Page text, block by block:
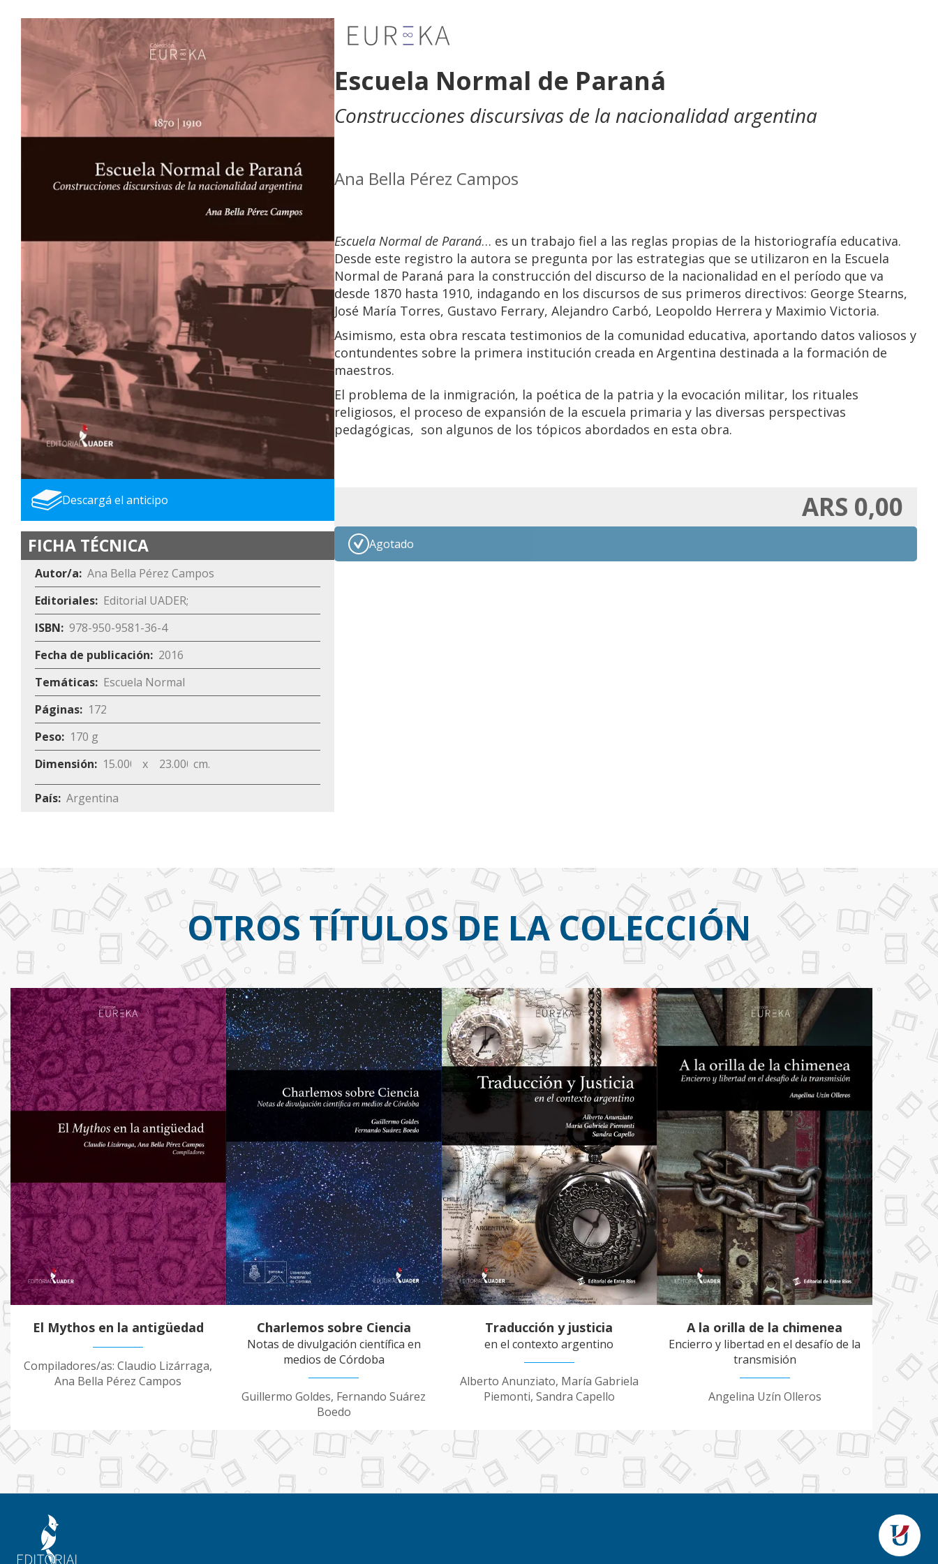
Descargá el anticipo
FICHA TÉCNICA
Autor/a Ana Bella Pérez Campos
Editoriales Editorial UADER
ISBN 978-950-9581-36-4
Fecha de publicación
2016
Temáticas Escuela Normal
Páginas
172
Peso
170 g
Dimensión
15.000000
x 23.000000
cm.
País Argentina
Escuela Normal de Paraná
Construcciones discursivas de la nacionalidad argentina
Ana Bella Pérez Campos
Escuela Normal de Paraná… es un trabajo fiel a las reglas propias de la historiografía educativa.
Desde este registro la autora se pregunta por las estrategias que se utilizaron en la Escuela
Normal de Paraná para la construcción del discurso de la nacionalidad en el período que va
desde 1870 hasta 1910, indagando en los discursos de sus primeros directivos: George Stearns,
José María Torres, Gustavo Ferrary, Alejandro Carbó, Leopoldo Herrera y Maximio Victoria.
Asimismo, esta obra rescata testimonios de la comunidad educativa, aportando datos valiosos y
contundentes sobre la primera institución creada en Argentina destinada a la formación de
maestros.
El problema de la inmigración, la poética de la patria y la evocación militar, los rituales
religiosos, el proceso de expansión de la escuela primaria y las diversas perspectivas
pedagógicas, son algunos de los tópicos abordados en esta obra.
ARS 0,00
Agotado
OTROS TÍTULOS DE LA COLECCIÓN
El Mythos en la antigüedad
Compiladores/as: Claudio Lizárraga,
Ana Bella Pérez Campos
Charlemos sobre Ciencia
Notas de divulgación científica en
medios de Córdoba
Guillermo Goldes, Fernando Suárez
Boedo
Traducción y justicia
en el contexto argentino
Alberto Anunziato, María Gabriela
Piemonti, Sandra Capello
A la orilla de la chimenea
Encierro y libertad en el desafío de la
transmisión
Angelina Uzín Olleros